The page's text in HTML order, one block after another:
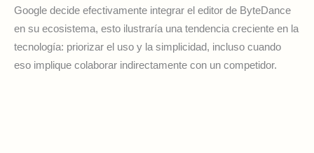
Google decide efectivamente integrar el editor de ByteDance
en su ecosistema, esto ilustraría una tendencia creciente en la
tecnología: priorizar el uso y la simplicidad, incluso cuando
eso implique colaborar indirectamente con un competidor.